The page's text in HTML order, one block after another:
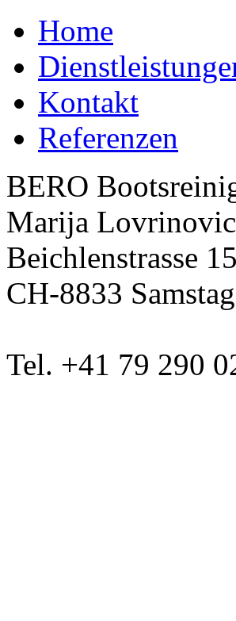
Home
Kontakt
Referenzen
BERO
Marija Lovrinovic
Beichlenstrasse 15
CH-8833
Tel. +41 79 290